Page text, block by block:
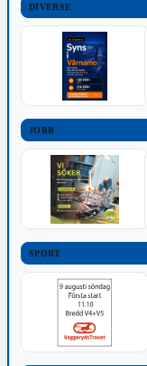
DIVERSE
JOBB
SPORT